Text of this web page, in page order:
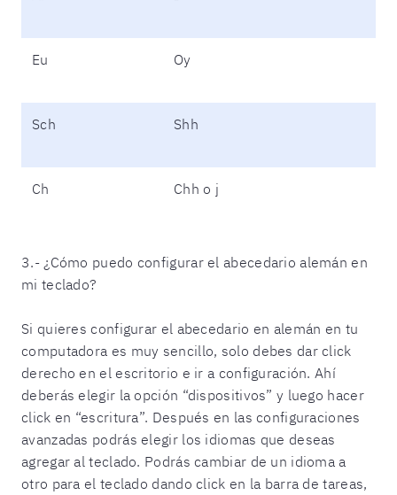
Eu Oy
Sch Shh
Ch Chh o j
3.- ¿Cómo puedo configurar el abecedario alemán en
mi teclado?
Si quieres configurar el abecedario en alemán en tu
computadora es muy sencillo, solo debes dar click
derecho en el escritorio e ir a configuración. Ahí
deberás elegir la opción “dispositivos” y luego hacer
click en “escritura”. Después en las configuraciones
avanzadas podrás elegir los idiomas que deseas
agregar al teclado. Podrás cambiar de un idioma a
otro para el teclado dando click en la barra de tareas,